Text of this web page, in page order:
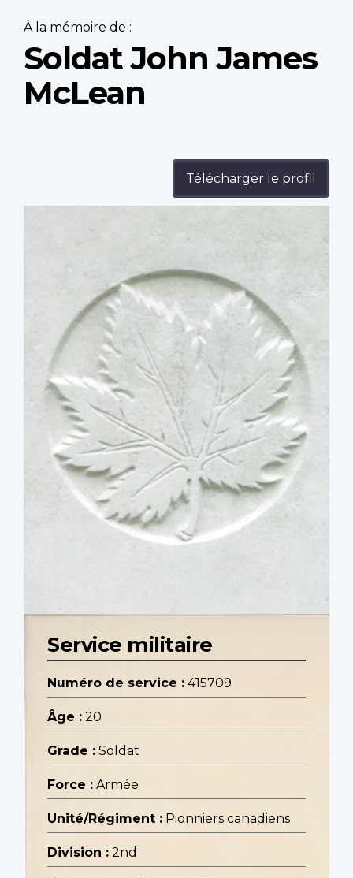
À la mémoire de :
Soldat John James
McLean
Télécharger le profil
Service militaire
Numéro de service : 415709
Âge : 20
Grade : Soldat
Force : Armée
Unité/Régiment : Pionniers canadiens
Division : 2nd